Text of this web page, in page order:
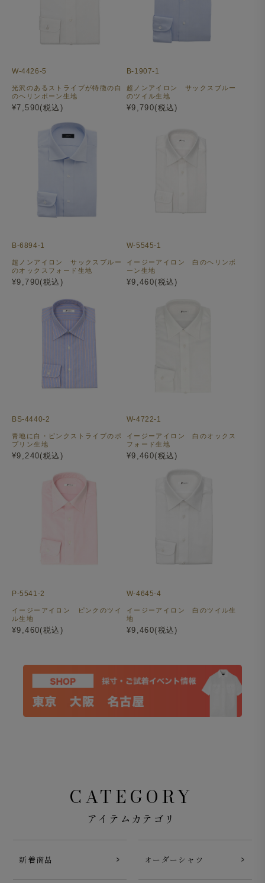
W-4426-5
光沢のあるストライプが特徴の白
のヘリンボーン生地
¥7,590(税込)
B-1907-1
超ノンアイロン サックスブルー
のツイル生地
¥9,790(税込)
B-6894-1
超ノンアイロン サックスブルー
のオックスフォード生地
¥9,790(税込)
W-5545-1
イージーアイロン 白のヘリンボ
ーン生地
¥9,460(税込)
BS-4440-2
青地に白・ピンクストライプのポ
プリン生地
¥9,240(税込)
W-4722-1
イージーアイロン 白のオックス
フォード生地
¥9,460(税込)
P-5541-2
イージーアイロン ピンクのツイ
ル生地
¥9,460(税込)
W-4645-4
イージーアイロン 白のツイル生
地
¥9,460(税込)
CATEGORY
アイテムカテゴリ
新着商品 オーダーシャツ